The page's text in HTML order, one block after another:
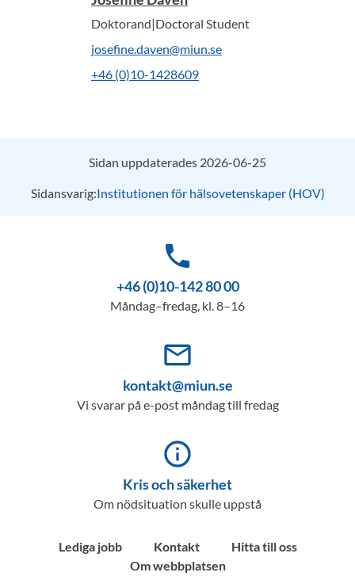
Doktorand|Doctoral Student
josefine.daven@miun.se
+46 (0)10-1428609
Sidan uppdaterades 2026-06-25
Sidansvarig:Institutionen för hälsovetenskaper (HOV)
phone
+46 (0)10-142 80 00
Måndag–fredag, kl. 8–16
mail_outline
kontakt@miun.se
Vi svarar på e-post måndag till fredag
info_outline
Kris och säkerhet
Om nödsituation skulle uppstå
Lediga jobb Kontakt
Hitta till oss
Om webbplatsen